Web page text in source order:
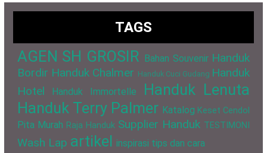
TAGS
AGEN SH GROSIR Bahan Souvenir Handuk
Bordir Handuk Chalmer Handuk Cuci Gudang Handuk
Hotel
Handuk Immortelle
Handuk Lenuta
Handuk Terry Palmer Katalog Keset Cendol
Pita Murah Raja Handuk Supplier Handuk TESTIMONI
Wash Lap artikel inspirasi tips dan cara